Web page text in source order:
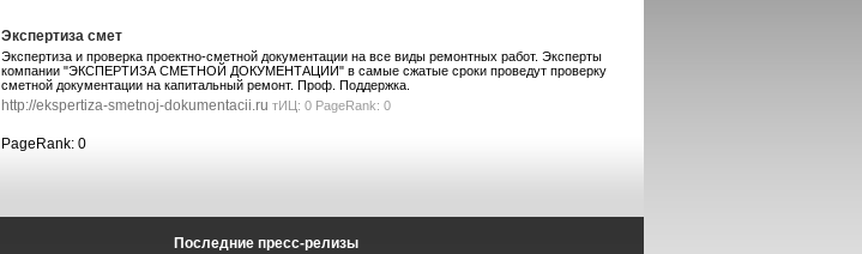
Экспертиза смет
Экспертиза и проверка проектно-сметной документации на все виды ремонтных работ. Эксперты
компании "ЭКСПЕРТИЗА СМЕТНОЙ ДОКУМЕНТАЦИИ" в самые сжатые сроки проведут проверку
сметной документации на капитальный ремонт. Проф. Поддержка.
http://ekspertiza-smetnoj-dokumentacii.ru тИЦ: 0 PageRank: 0
PageRank: 0
Последние пресс-релизы